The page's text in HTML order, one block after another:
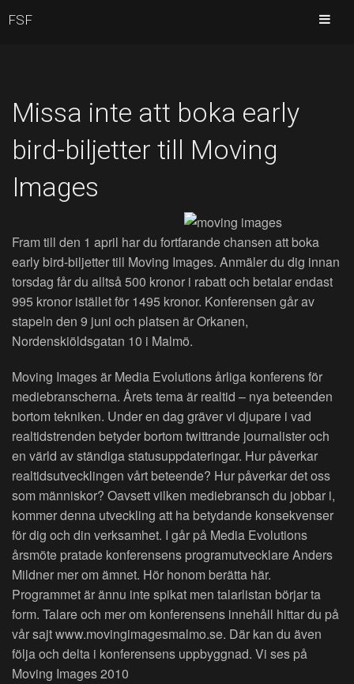
Missa inte att boka early
bird-biljetter till Moving
Images
Fram till den 1 april har du fortfarande chansen att boka
early bird-biljetter till Moving Images. Anmäler du dig innan
torsdag får du alltså 500 kronor i rabatt och betalar endast
995 kronor istället för 1495 kronor. Konferensen går av
stapeln den 9 juni och platsen är Orkanen,
Nordenskiöldsgatan 10 i Malmö.
Moving Images är Media Evolutions årliga konferens för
mediebranscherna. Årets tema är realtid – nya beteenden
bortom tekniken. Under en dag gräver vi djupare i vad
realtidstrenden betyder bortom twittrande journalister och
en värld av ständiga statusuppdateringar. Hur påverkar
realtidsutvecklingen vårt beteende? Hur påverkar det oss
som människor? Oavsett vilken mediebransch du jobbar i,
kommer denna utveckling att ha betydande konsekvenser
för dig och din verksamhet. I går på Media Evolutions
årsmöte pratade konferensens programutvecklare Anders
Mildner mer om ämnet. Hör honom berätta här.
Programmet är ännu inte spikat men talarlistan börjar ta
form. Talare och mer om konferensens innehåll hittar du på
vår sajt www.movingimagesmalmo.se. Där kan du även
följa och delta i konferensens uppbyggnad. Vi ses på
Moving Images 2010
FSF